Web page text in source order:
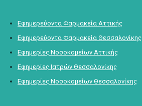
Εφημερεύοντα Φαρμακεία Αττικής
Εφημερεύοντα Φαρμακεία Θεσσαλονίκης
Εφημερίες Νοσοκομείων Αττικής
Εφημερίες Ιατρών Θεσσαλονίκης
Εφημερίες Νοσοκομείων Θεσσαλονίκης